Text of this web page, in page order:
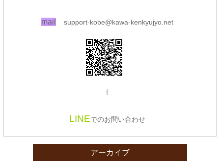
mail support-kobe@kawa-kenkyujyo.net
⇧
LINEでのお問い合わせ
アーカイブ